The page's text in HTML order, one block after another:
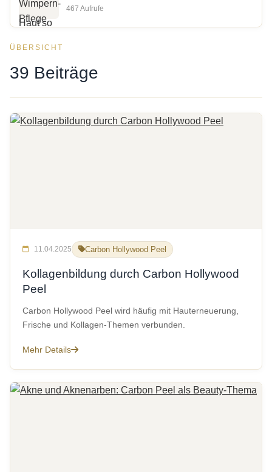
467 Aufrufe
ÜBERSICHT
39 Beiträge
11.04.2025 Carbon Hollywood Peel
Kollagenbildung durch Carbon Hollywood
Peel
Carbon Hollywood Peel wird häufig mit Hauterneuerung,
Frische und Kollagen-Themen verbunden.
Mehr Details